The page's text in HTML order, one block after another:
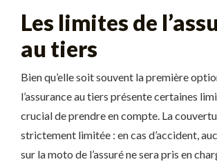
Les limites de
au tiers
Bien qu’elle soit souvent la première
l’assurance au tiers présente certaines
crucial de prendre en compte. La
strictement limitée : en cas d’accident,
sur la moto de l’assuré ne sera pris en